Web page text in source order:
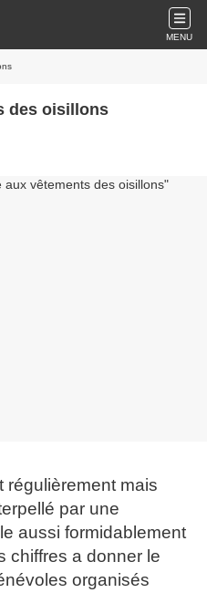
MENU
des oisillons
régulièrement mais
par une
aussi formidablement
chiffres a donner le
organisés